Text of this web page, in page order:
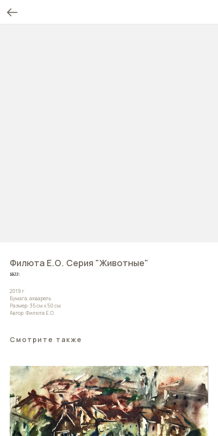
Филюта Е.О. Серия "Животные"
SKU:
2019 г
Бумага, акварель
Размер: 35 см х 50 см
Автор: Филюта Е.О.
Смотрите также